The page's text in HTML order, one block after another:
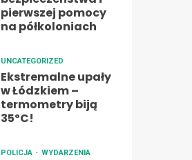
pierwszej pomocy
na półkoloniach
UNCATEGORIZED
Ekstremalne upały
w Łódzkiem –
termometry biją
35ºC!
POLICJA WYDARZENIA